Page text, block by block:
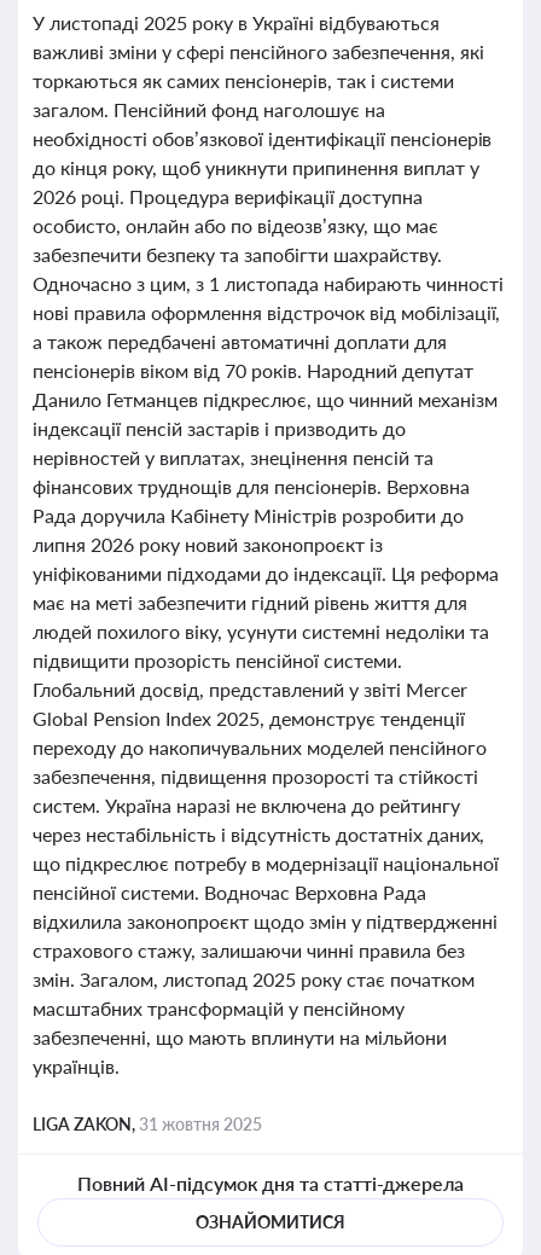
У листопаді 2025 року в Україні відбуваються
важливі зміни у сфері пенсійного забезпечення, які
торкаються як самих пенсіонерів, так і системи
загалом. Пенсійний фонд наголошує на
необхідності обов’язкової ідентифікації пенсіонерів
до кінця року, щоб уникнути припинення виплат у
2026 році. Процедура верифікації доступна
особисто, онлайн або по відеозв’язку, що має
забезпечити безпеку та запобігти шахрайству.
Одночасно з цим, з 1 листопада набирають чинності
нові правила оформлення відстрочок від мобілізації,
а також передбачені автоматичні доплати для
пенсіонерів віком від 70 років. Народний депутат
Данило Гетманцев підкреслює, що чинний механізм
індексації пенсій застарів і призводить до
нерівностей у виплатах, знецінення пенсій та
фінансових труднощів для пенсіонерів. Верховна
Рада доручила Кабінету Міністрів розробити до
липня 2026 року новий законопроєкт із
уніфікованими підходами до індексації. Ця реформа
має на меті забезпечити гідний рівень життя для
людей похилого віку, усунути системні недоліки та
підвищити прозорість пенсійної системи.
Глобальний досвід, представлений у звіті Mercer
Global Pension Index 2025, демонструє тенденції
переходу до накопичувальних моделей пенсійного
забезпечення, підвищення прозорості та стійкості
систем. Україна наразі не включена до рейтингу
через нестабільність і відсутність достатніх даних,
що підкреслює потребу в модернізації національної
пенсійної системи. Водночас Верховна Рада
відхилила законопроєкт щодо змін у підтвердженні
страхового стажу, залишаючи чинні правила без
змін. Загалом, листопад 2025 року стає початком
масштабних трансформацій у пенсійному
забезпеченні, що мають вплинути на мільйони
українців.
LIGA ZAKON,31 жовтня 2025
Повний AI-підсумок дня та статті-джерела
ОЗНАЙОМИТИСЯ